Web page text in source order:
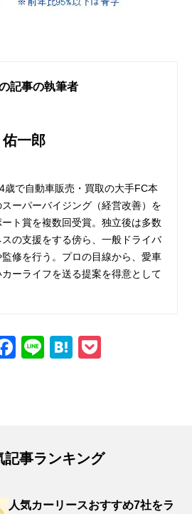
記事の執筆者
一郎
歳で自動車販売・買取の大手FC本
ーパーバイジング（経営改善）を
ト賞を複数回受賞。独立後は多数
の支援をする傍ら、一般ドライバ
修を行う。プロの目線から、愛車
ーライフを送る提案を得意として
Fac
Line
Hat
記事ランキング
人気カーリースおすすめ7社をラ